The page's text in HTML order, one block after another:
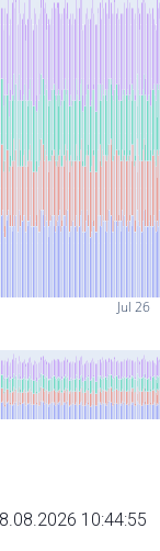
Jul 26
10:44:55